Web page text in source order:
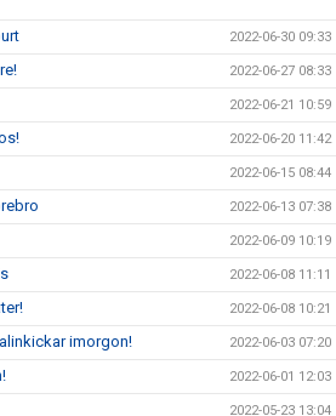
2022-06-30 09:33
2022-06-27 08:33
2022-06-21 10:59
2022-06-20 11:42
2022-06-15 08:44
2022-06-13 07:38
2022-06-09 10:19
2022-06-08 11:11
2022-06-08 10:21
imorgon! 2022-06-03 07:20
2022-06-01 12:03
2022-05-23 13:04